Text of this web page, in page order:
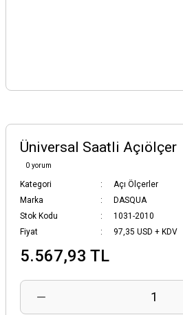
Üniversal Saatli Açıölçer
0 yorum
Kategori
Açı Ölçerler
Marka
DASQUA
Stok Kodu
1031-2010
Fiyat
97,35 USD + KDV
5.567,93 TL